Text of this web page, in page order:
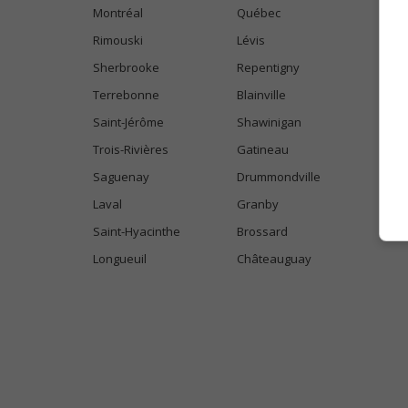
Montréal
Québec
Rimouski
Lévis
Sherbrooke
Repentigny
Terrebonne
Blainville
Saint-Jérôme
Shawinigan
Trois-Rivières
Gatineau
Saguenay
Drummondville
Laval
Granby
Saint-Hyacinthe
Brossard
Longueuil
Châteauguay